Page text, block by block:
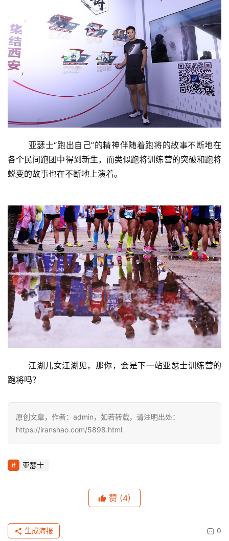
各个民间跑团中得到新生，而类似跑将训练营的突破和跑将
蜕变的故事也在不断地上演着。
跑将吗？
原创文章，作者：admin，如若转载，请注明出处：
https://iranshao.com/5898.html
亚瑟士
赞 (4)
0
生成海报